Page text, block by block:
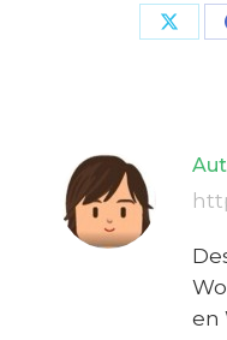
Share
en